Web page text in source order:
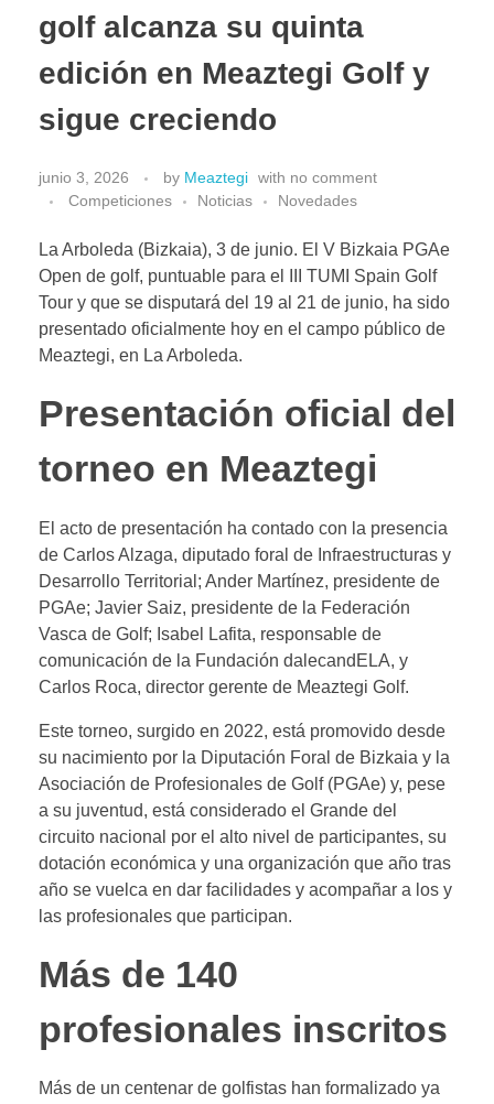
golf alcanza su quinta
edición en Meaztegi Golf y
sigue creciendo
junio 3, 2026 by Meaztegi with no comment
Competiciones
Noticias Novedades
La Arboleda (Bizkaia), 3 de junio. El V Bizkaia PGAe
Open de golf, puntuable para el III TUMI Spain Golf
Tour y que se disputará del 19 al 21 de junio, ha sido
presentado oficialmente hoy en el campo público de
Meaztegi, en La Arboleda.
Presentación oficial del
torneo en Meaztegi
El acto de presentación ha contado con la presencia
de Carlos Alzaga, diputado foral de Infraestructuras y
Desarrollo Territorial; Ander Martínez, presidente de
PGAe; Javier Saiz, presidente de la Federación
Vasca de Golf; Isabel Lafita, responsable de
comunicación de la Fundación dalecandELA, y
Carlos Roca, director gerente de Meaztegi Golf.
Este torneo, surgido en 2022, está promovido desde
su nacimiento por la Diputación Foral de Bizkaia y la
Asociación de Profesionales de Golf (PGAe) y, pese
a su juventud, está considerado el Grande del
circuito nacional por el alto nivel de participantes, su
dotación económica y una organización que año tras
año se vuelca en dar facilidades y acompañar a los y
las profesionales que participan.
Más de 140
profesionales inscritos
Más de un centenar de golfistas han formalizado ya